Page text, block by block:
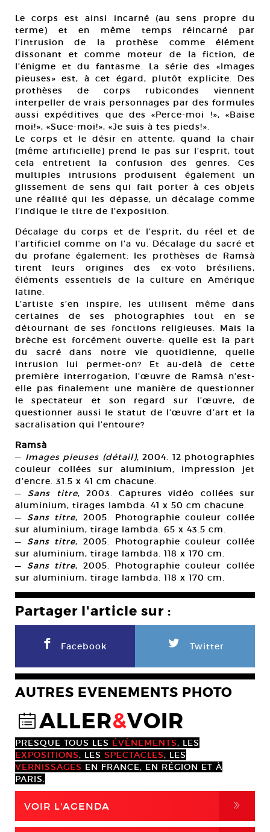
Le corps est ainsi incarné (au sens propre du
terme) et en même temps réincarné par
l’intrusion de la prothèse comme élément
dissonant et comme moteur de la fiction, de
l’énigme et du fantasme. La série des «Images
pieuses» est, à cet égard, plutôt explicite. Des
prothèses de corps rubicondes viennent
interpeller de vrais personnages par des formules
aussi expéditives que des «Perce-moi !», «Baise
moi!», «Suce-moi!», «Je suis à tes pieds!».
Le corps et le désir en attente, quand la chair
(même artificielle) prend le pas sur l’esprit, tout
cela entretient la confusion des genres. Ces
multiples intrusions produisent également un
glissement de sens qui fait porter à ces objets
une réalité qui les dépasse, un décalage comme
l’indique le titre de l’exposition.
Décalage du corps et de l’esprit, du réel et de
l’artificiel comme on l’a vu. Décalage du sacré et
du profane également: les prothèses de Ramsà
tirent leurs origines des ex-voto brésiliens,
éléments essentiels de la culture en Amérique
latine.
L’artiste s’en inspire, les utilisent même dans
certaines de ses photographies tout en se
détournant de ses fonctions religieuses. Mais la
brèche est forcément ouverte: quelle est la part
du sacré dans notre vie quotidienne, quelle
intrusion lui permet-on? Et au-delà de cette
première interrogation, l’œuvre de Ramsà n’est-
elle pas finalement une manière de questionner
le spectateur et son regard sur l’œuvre, de
questionner aussi le statut de l’œuvre d’art et la
sacralisation qui l’entoure?
Ramsà
— Images pieuses (détail), 2004. 12 photographies
couleur collées sur aluminium, impression jet
d’encre. 31.5 x 41 cm chacune.
— Sans titre, 2003. Captures vidéo collées sur
aluminium, tirages lambda. 41 x 50 cm chacune.
— Sans titre, 2005. Photographie couleur collée
sur aluminium, tirage lambda. 65 x 43.5 cm.
— Sans titre, 2005. Photographie couleur collée
sur aluminium, tirage lambda. 118 x 170 cm.
— Sans titre, 2005. Photographie couleur collée
sur aluminium, tirage lambda. 118 x 170 cm.
Partager l'article sur :
F Facebook L Twitter
AUTRES EVENEMENTS PHOTO
@ALLER&VOIR
PRESQUE TOUS LES ÉVÈNEMENTS, LES
EXPOSITIONS, LES SPECTACLES, LES
VERNISSAGES EN FRANCE, EN RÉGION ET À
PARIS.
VOIR L'AGENDA ,